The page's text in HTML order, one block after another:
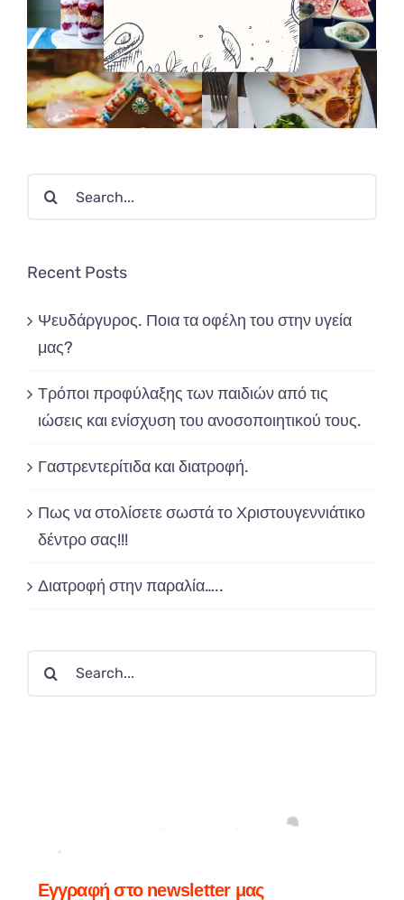
Search
Recent Posts
Ψευδάργυρος. Ποια τα οφέλη του στην υγεία
μας?
Τρόποι προφύλαξης των παιδιών από τις
ιώσεις και ενίσχυση του ανοσοποιητικού τους.
Γαστρεντερίτιδα και διατροφή.
Πως να στολίσετε σωστά το Χριστουγεννιάτικο
δέντρο σας!!!
Διατροφή στην παραλία…..
Search
Εγγραφή στο newsletter μας